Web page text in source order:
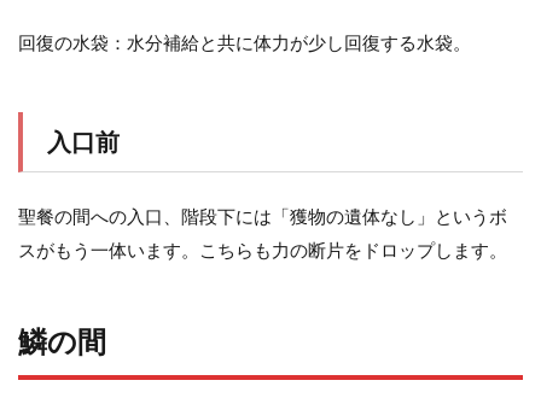
回復の水袋：水分補給と共に体力が少し回復する水袋。
入口前
聖餐の間への入口、階段下には「獲物の遺体なし」というボ
スがもう一体います。こちらも力の断片をドロップします。
鱗の間